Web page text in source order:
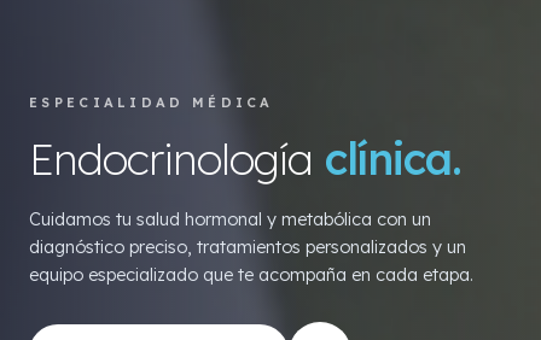
ESPECIALIDAD MÉDICA
Endocrinología clínica.
Cuidamos tu salud hormonal y metabólica con un
diagnóstico preciso, tratamientos personalizados y un
equipo especializado que te acompaña en cada etapa.